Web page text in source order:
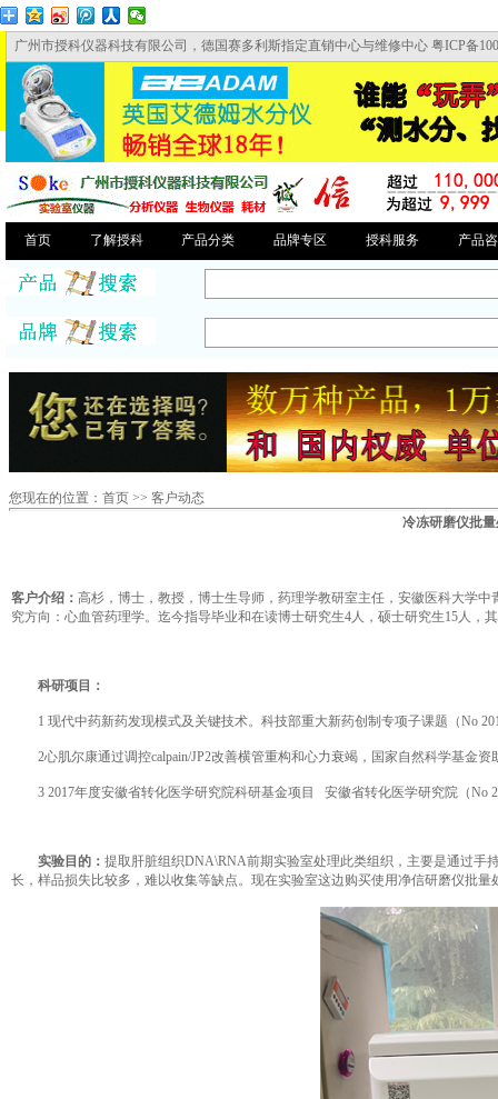
广州市授科仪器科技有限公司，德国赛多利斯指定直销中心与维修中心 粤ICP备
首页 了解授科 产品分类 品牌专区 授科服务 产品
您现在的位置： 首页 >> 客户动态
冷冻研磨仪批
客户介绍： 高杉，博士，教授，博士生导师，药理学教研室主任，安徽医科大学中
究方向：心血管药理学。迄今指导毕业和在读博士研究生4人，硕士研究生15人，
科研项目：
1 现代中药新药发现模式及关键技术。科技部重大新药创制专项子课题（No
2心肌尔康通过调控calpain/JP2改善横管重构和心力衰竭，国家自然科学基金资
3 2017年度安徽省转化医学研究院科研基金项目 安徽省转化医学研究院（No
实验目的： 提取肝脏组织DNA\RNA前期实验室处理此类组织，主要是通过手
长，样品损失比较多，难以收集等缺点。现在实验室这边购买使用净信研磨仪批